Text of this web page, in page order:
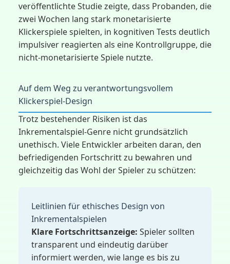
veröffentlichte Studie zeigte, dass Probanden, die
zwei Wochen lang stark monetarisierte
Klickerspiele spielten, in kognitiven Tests deutlich
impulsiver reagierten als eine Kontrollgruppe, die
nicht-monetarisierte Spiele nutzte.
Auf dem Weg zu verantwortungsvollem
Klickerspiel-Design
Trotz bestehender Risiken ist das
Inkrementalspiel-Genre nicht grundsätzlich
unethisch. Viele Entwickler arbeiten daran, den
befriedigenden Fortschritt zu bewahren und
gleichzeitig das Wohl der Spieler zu schützen:
Leitlinien für ethisches Design von
Inkrementalspielen
Klare Fortschrittsanzeige: Spieler sollten
transparent und eindeutig darüber
informiert werden, wie lange es bis zu